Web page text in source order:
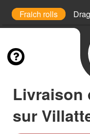
Fraich rolls
Livraison
sur